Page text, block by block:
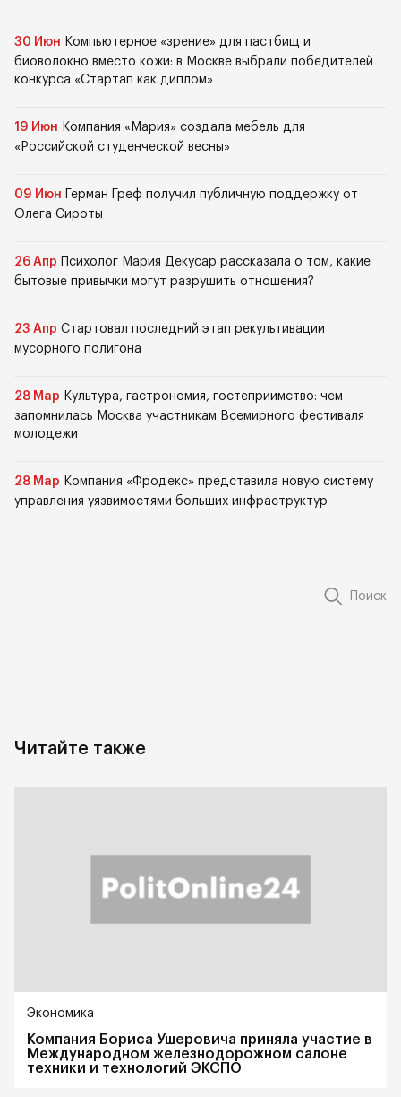
30 Июн Компьютерное «зрение» для пастбищ и
биоволокно вместо кожи: в Москве выбрали победителей
конкурса «Стартап как диплом»
19 Июн Компания «Мария» создала мебель для
«Российской студенческой весны»
09 Июн
Герман Греф получил публичную поддержку от
Олега Сироты
26 Апр
Психолог Мария Декусар рассказала о том, какие
бытовые привычки могут разрушить отношения?
23 Апр Стартовал последний этап рекультивации
мусорного полигона
28 Мар Культура, гастрономия, гостеприимство: чем
запомнилась Москва участникам Всемирного фестиваля
молодежи
28 Мар Компания «Фродекс» представила новую систему
управления уязвимостями больших инфраструктур
Поиск
Читайте также
Экономика
Компания Бориса Ушеровича приняла участие в
Международном железнодорожном салоне
техники и технологий ЭКСПО